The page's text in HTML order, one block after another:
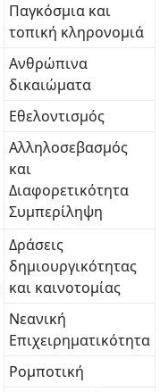
Παγκόσμια και
τοπική κληρονομιά
Ανθρώπινα
δικαιώματα
Eθελοντισμός
Αλληλοσεβασμός
και
Διαφορετικότητα
Συμπερίληψη
Δράσεις
δημιουργικότητας
και καινοτομίας
Νεανική
Επιχειρηματικότητα
Ρομποτική